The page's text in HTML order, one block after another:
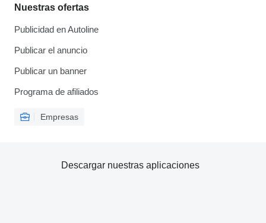
Nuestras ofertas
Publicidad en Autoline
Publicar el anuncio
Publicar un banner
Programa de afiliados
Empresas
Descargar nuestras aplicaciones